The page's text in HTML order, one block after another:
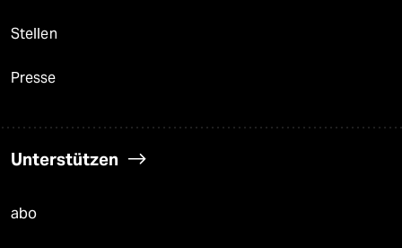
Stellen
Presse
Unterstützen
abo